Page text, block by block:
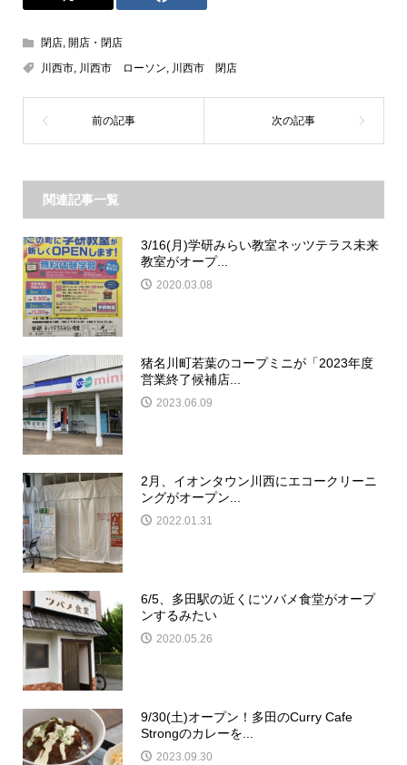
閉店, 開店・閉店
川西市, 川西市 ローソン 川西市 閉店
関連記事一覧
3/16(月)学研みらい教室ネッツテラス未来
教室がオープ...
2020.03.08
猪名川町若葉のコープミニが「2023年度
営業終了候補店...
2023.06.09
2月、イオンタウン川西にエコークリーニ
ングがオープン...
2022.01.31
6/5、多田駅の近くにツバメ食堂がオープ
ンするみたい
2020.05.26
9/30(土)オープン！多田のCurry Cafe
Strongのカレーを...
2023.09.30